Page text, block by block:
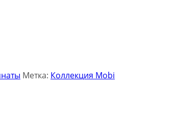
Метка: Коллекция Mobi